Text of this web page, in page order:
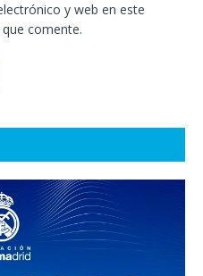
y web en este
comente.